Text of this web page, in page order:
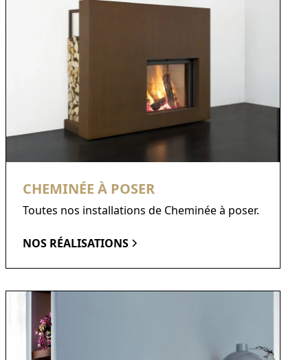
CHEMINÉE À POSER
Toutes nos installations de Cheminée à poser.
NOS RÉALISATIONS